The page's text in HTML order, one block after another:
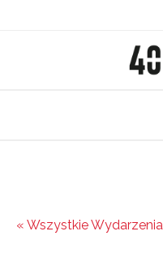
« Wszystkie Wydarzenia